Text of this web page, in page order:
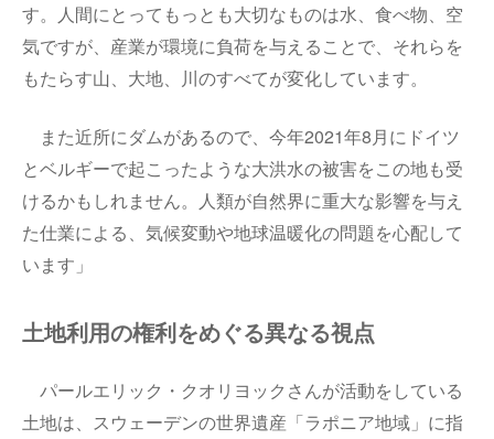
す。人間にとってもっとも大切なものは水、食べ物、空
気ですが、産業が環境に負荷を与えることで、それらを
もたらす山、大地、川のすべてが変化しています。
また近所にダムがあるので、今年2021年8月にドイツ
とベルギーで起こったような大洪水の被害をこの地も受
けるかもしれません。人類が自然界に重大な影響を与え
た仕業による、気候変動や地球温暖化の問題を心配して
います」
土地利用の権利をめぐる異なる視点
パールエリック・クオリヨックさんが活動をしている
土地は、スウェーデンの世界遺産「ラポニア地域」に指